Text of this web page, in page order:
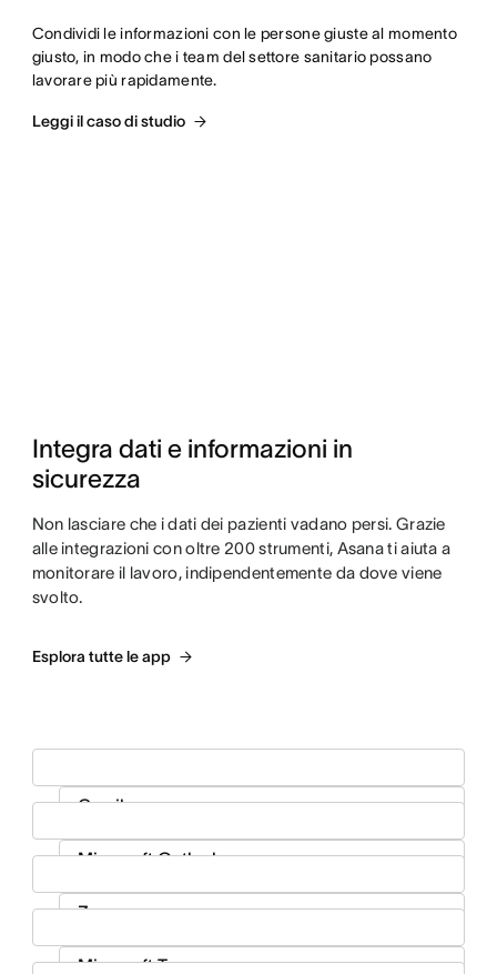
Condividi le informazioni con le persone giuste al momento
giusto, in modo che i team del settore sanitario possano
lavorare più rapidamente.
Leggi il caso di studio
Integra dati e informazioni in
sicurezza
Non lasciare che i dati dei pazienti vadano persi. Grazie
alle integrazioni con oltre 200 strumenti, Asana ti aiuta a
monitorare il lavoro, indipendentemente da dove viene
svolto.
Esplora tutte le app